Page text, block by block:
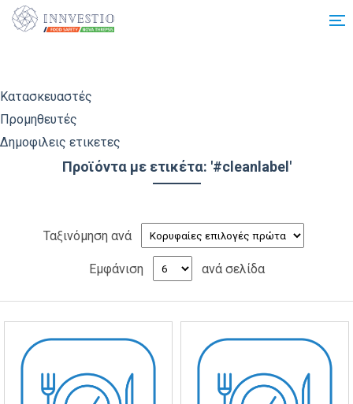
Additionally, paste this code immediately after the opening tag:
Κατασκευαστές
Προμηθευτές
Δημοφιλεις ετικετες
Προϊόντα με ετικέτα: '#cleanlabel'
Ταξινόμηση ανά
Εμφάνιση ανά σελίδα